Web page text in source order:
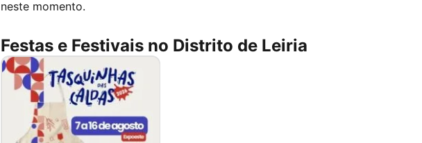
neste momento.
Festas e Festivais no Distrito de Leiria